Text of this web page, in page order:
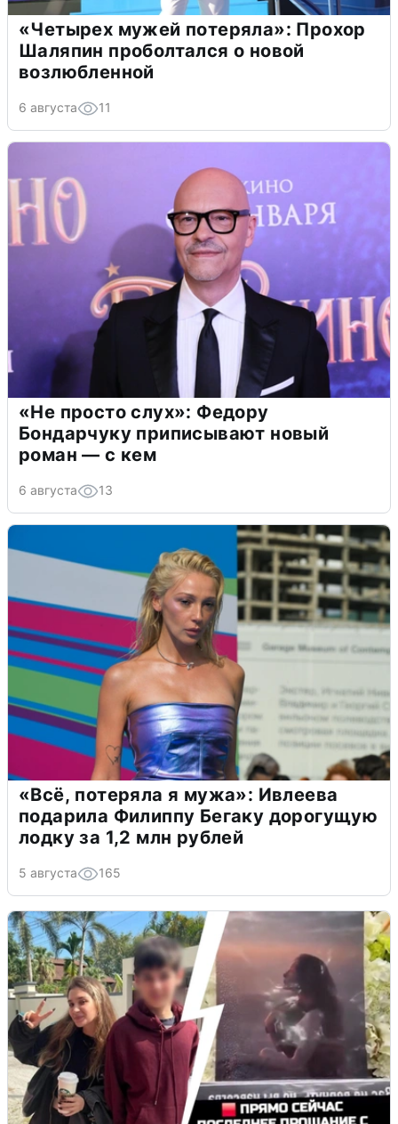
«Четырех мужей потеряла»: Прохор
Шаляпин проболтался о новой
возлюбленной
6 августа 11
«Не просто слух»: Федору
Бондарчуку приписывают новый
роман — с кем
6 августа 13
«Всё, потеряла я мужа»: Ивлеева
подарила Филиппу Бегаку дорогущую
лодку за 1,2 млн рублей
5 августа 165